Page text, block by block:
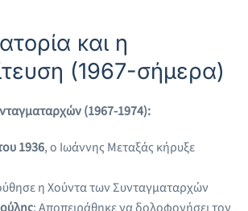
και η
(1967-σήμερα)
(1967-1974):
1936, ο Ιωάννης Μεταξάς κήρυξε
η Χούντα των Συνταγματαρχών